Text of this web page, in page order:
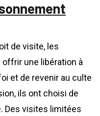
de visite, les
une libération à
et de revenir au culte
ils ont choisi de
Des visites limitées